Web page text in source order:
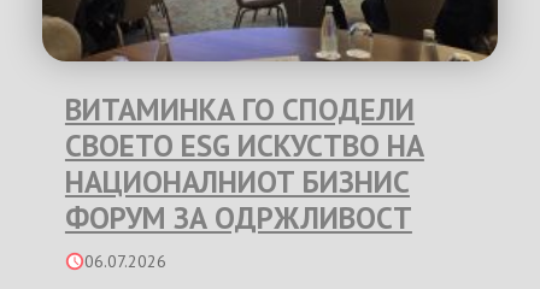
ВИТАМИНКА ГО СПОДЕЛИ
СВОЕТО ESG ИСКУСТВО НА
НАЦИОНАЛНИОТ БИЗНИС
ФОРУМ ЗА ОДРЖЛИВОСТ
06.07.2026